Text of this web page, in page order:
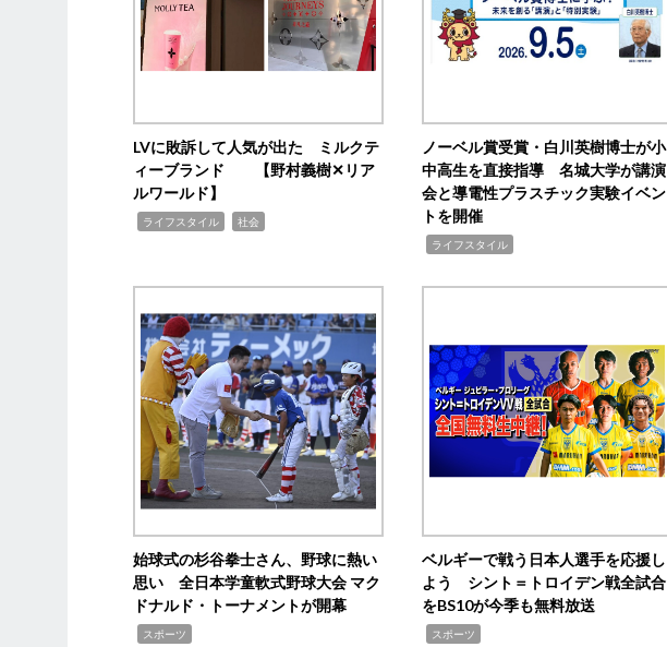
LVに敗訴して人気が出た ミルクテ
ィーブランド 【野村義樹✕リア
ルワールド】
ライフスタイル 社会
ノーベル賞受賞・白川英樹博士が小
中高生を直接指導 名城大学が講演
会と導電性プラスチック実験イベン
トを開催
ライフスタイル
始球式の杉谷拳士さん、野球に熱い
思い 全日本学童軟式野球大会 マク
ドナルド・トーナメントが開幕
スポーツ
ベルギーで戦う日本人選手を応援し
よう シント＝トロイデン戦全試合
をBS10が今季も無料放送
スポーツ